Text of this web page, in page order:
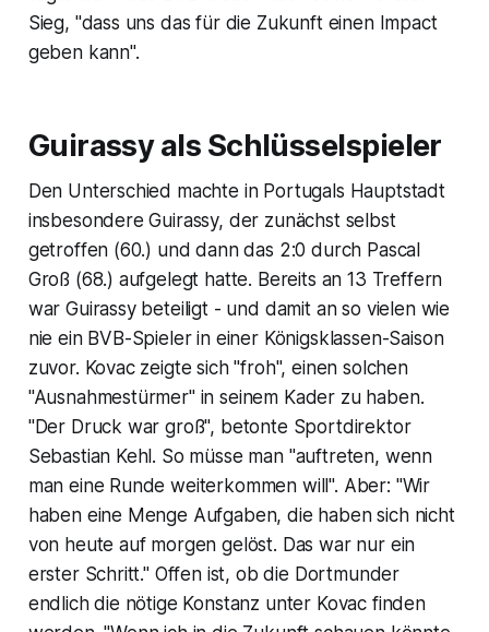
Sieg, "dass uns das für die Zukunft einen Impact
geben kann".
Guirassy als Schlüsselspieler
Den Unterschied machte in Portugals Hauptstadt
insbesondere Guirassy, der zunächst selbst
getroffen (60.) und dann das 2:0 durch Pascal
Groß (68.) aufgelegt hatte. Bereits an 13 Treffern
war Guirassy beteiligt - und damit an so vielen wie
nie ein BVB-Spieler in einer Königsklassen-Saison
zuvor. Kovac zeigte sich "froh", einen solchen
"Ausnahmestürmer" in seinem Kader zu haben.
"Der Druck war groß", betonte Sportdirektor
Sebastian Kehl. So müsse man "auftreten, wenn
man eine Runde weiterkommen will". Aber: "Wir
haben eine Menge Aufgaben, die haben sich nicht
von heute auf morgen gelöst. Das war nur ein
erster Schritt." Offen ist, ob die Dortmunder
endlich die nötige Konstanz unter Kovac finden